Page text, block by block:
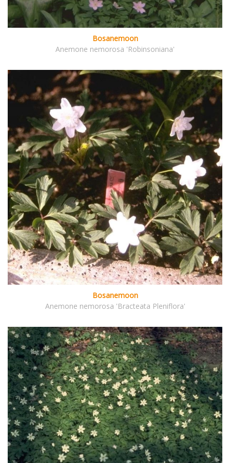
Bosanemoon
Anemone nemorosa 'Robinsoniana'
Bosanemoon
Anemone nemorosa 'Bracteata Pleniflora'